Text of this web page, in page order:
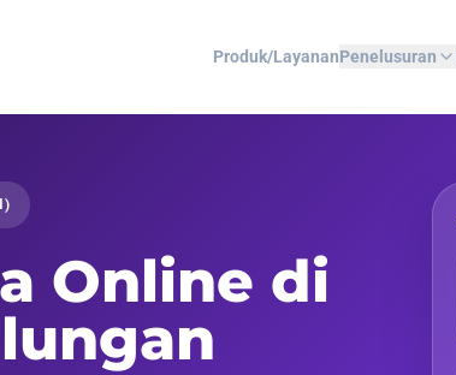
Produk/LayananPenelusuran
Online di